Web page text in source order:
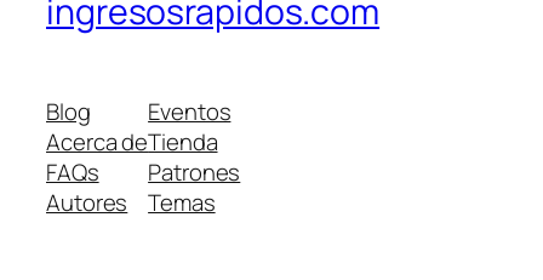
ingresosrapidos.com
Blog
Acerca de
FAQs
Autores
Eventos
Tienda
Patrones
Temas